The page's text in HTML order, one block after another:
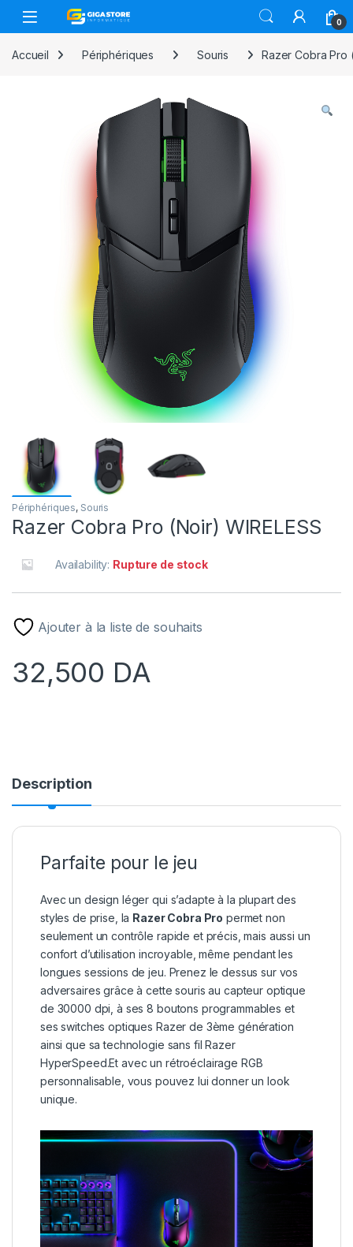
Skip to navigation
Skip to content
0
Accueil Périphériques Souris Razer Cobra Pro
Périphériques, Souris
Razer Cobra Pro (Noir) WIRELESS
Availability: Rupture de stock
Ajouter à la liste de souhaits
32,500 DA
Description
Parfaite pour le jeu
Avec un design léger qui s’adapte à la plupart des
styles de prise, la Razer Cobra Pro permet non
seulement un contrôle rapide et précis, mais aussi un
confort d’utilisation incroyable, même pendant les
longues sessions de jeu. Prenez le dessus sur vos
adversaires grâce à cette souris au capteur optique
de 30000 dpi, à ses 8 boutons programmables et
ses switches optiques Razer de 3ème génération
ainsi que sa technologie sans fil Razer
HyperSpeed.Et avec un rétroéclairage RGB
personnalisable, vous pouvez lui donner un look
unique.